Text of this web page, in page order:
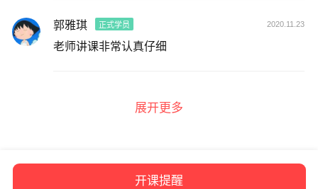
郭雅琪 正式学员 2020.11.23
老师讲课非常认真仔细
展开更多
开课提醒